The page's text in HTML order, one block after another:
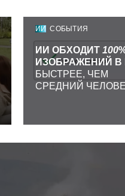
ИИ СОБЫТИЯ
ИИ ОБХОДИТ 100
ИЗОБРАЖЕНИЙ В
БЫСТРЕЕ, ЧЕМ
СРЕДНИЙ